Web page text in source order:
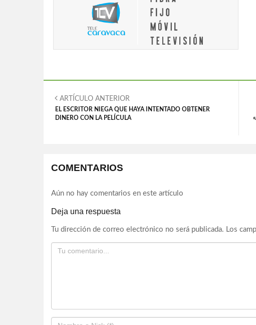
ARTÍCULO ANTERIOR
EL ESCRITOR NIEGA QUE HAYA INTENTADO OBTENER
DINERO CON LA PELÍCULA
COMENTARIOS
Aún no hay comentarios en este artículo
Deja una respuesta
Tu dirección de correo electrónico no será publicada. Los